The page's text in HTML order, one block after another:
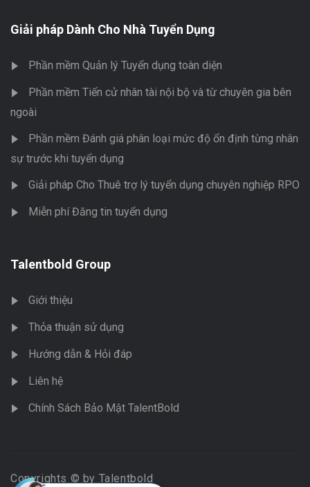
Giải pháp Dành Cho Nhà Tuyển Dụng
Phần mềm Quản lý Tuyển dụng toàn diện
Phần mềm Tiến cử nhân tài nội bộ và từ chuyên gia bên
ngoài
Phần mềm Đánh giá phân loại mức độ ổn định từng nhân
sự trước khi tuyển dụng
Giải pháp Cho Thuê trợ lý tuyển dụng chuyên nghiệp RPO
Miễn phí Đăng tin tuyển dụng
Talentbold Group
Giới thiệu
Thỏa thuận sử dụng
Hướng dẫn & Hỏi đáp
Liên hệ
Chính Sách Bảo Mật TalentBold
Copyrights © by Talentbold